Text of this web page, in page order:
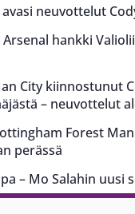
neuvottelut
hankki
City kiinnostunut
– neuvottelut
Forest
perässä
– Mo Salahin uusi